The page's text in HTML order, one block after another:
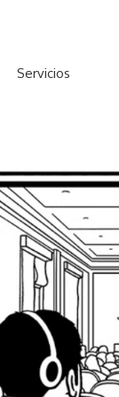
Servicios